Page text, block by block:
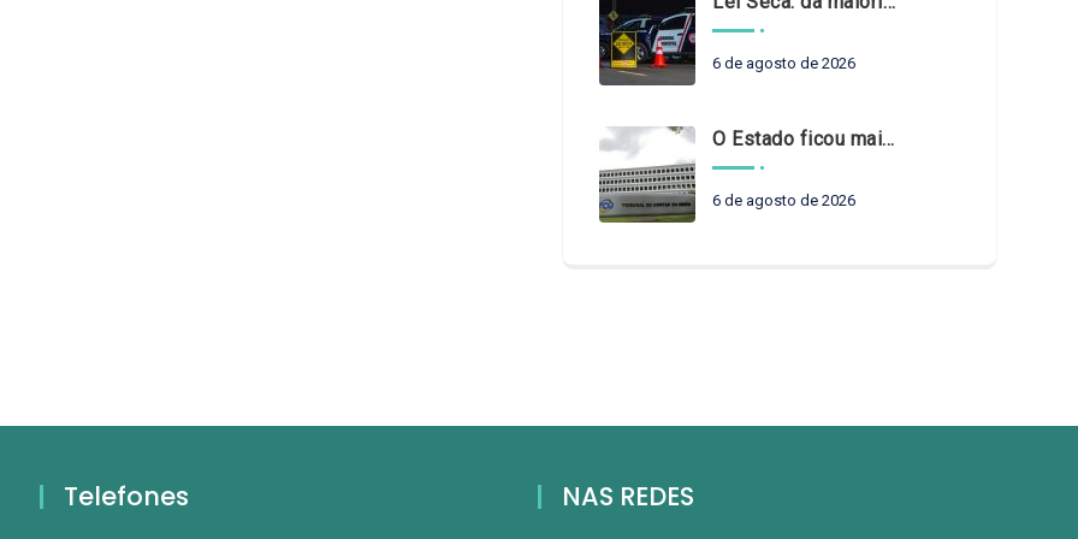
6 de agosto de 2026
O Estado ficou mais complexo. O controle precisa acompanhar
6 de agosto de 2026
Telefones NAS REDES